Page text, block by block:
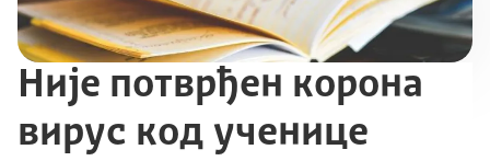
Није потврђен корона
вирус код ученице